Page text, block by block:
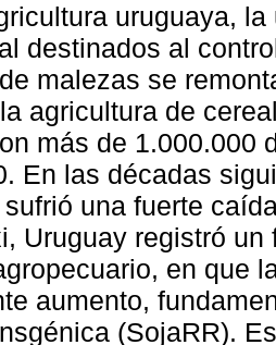
uruguaya,
destinados al
malezas se
agricultura de
más de 1.000.000
En las décadas
una fuerte
Uruguay registró
en que
aumento,
(SojaRR).